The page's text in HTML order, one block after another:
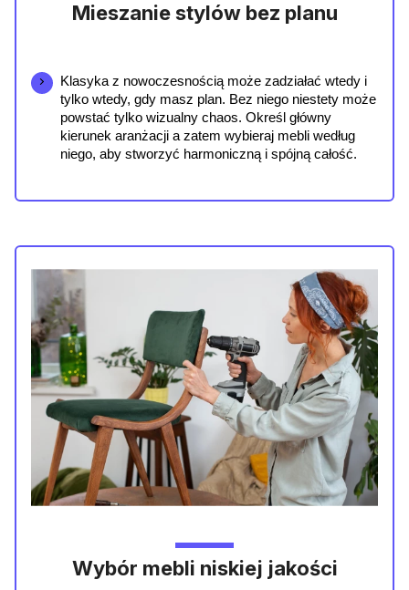
Mieszanie stylów bez planu
Klasyka z nowoczesnością może zadziałać wtedy i
tylko wtedy, gdy masz plan. Bez niego niestety może
powstać tylko wizualny chaos. Określ główny
kierunek aranżacji a zatem wybieraj mebli według
niego, aby stworzyć harmoniczną i spójną całość.
Wybór mebli niskiej jakości